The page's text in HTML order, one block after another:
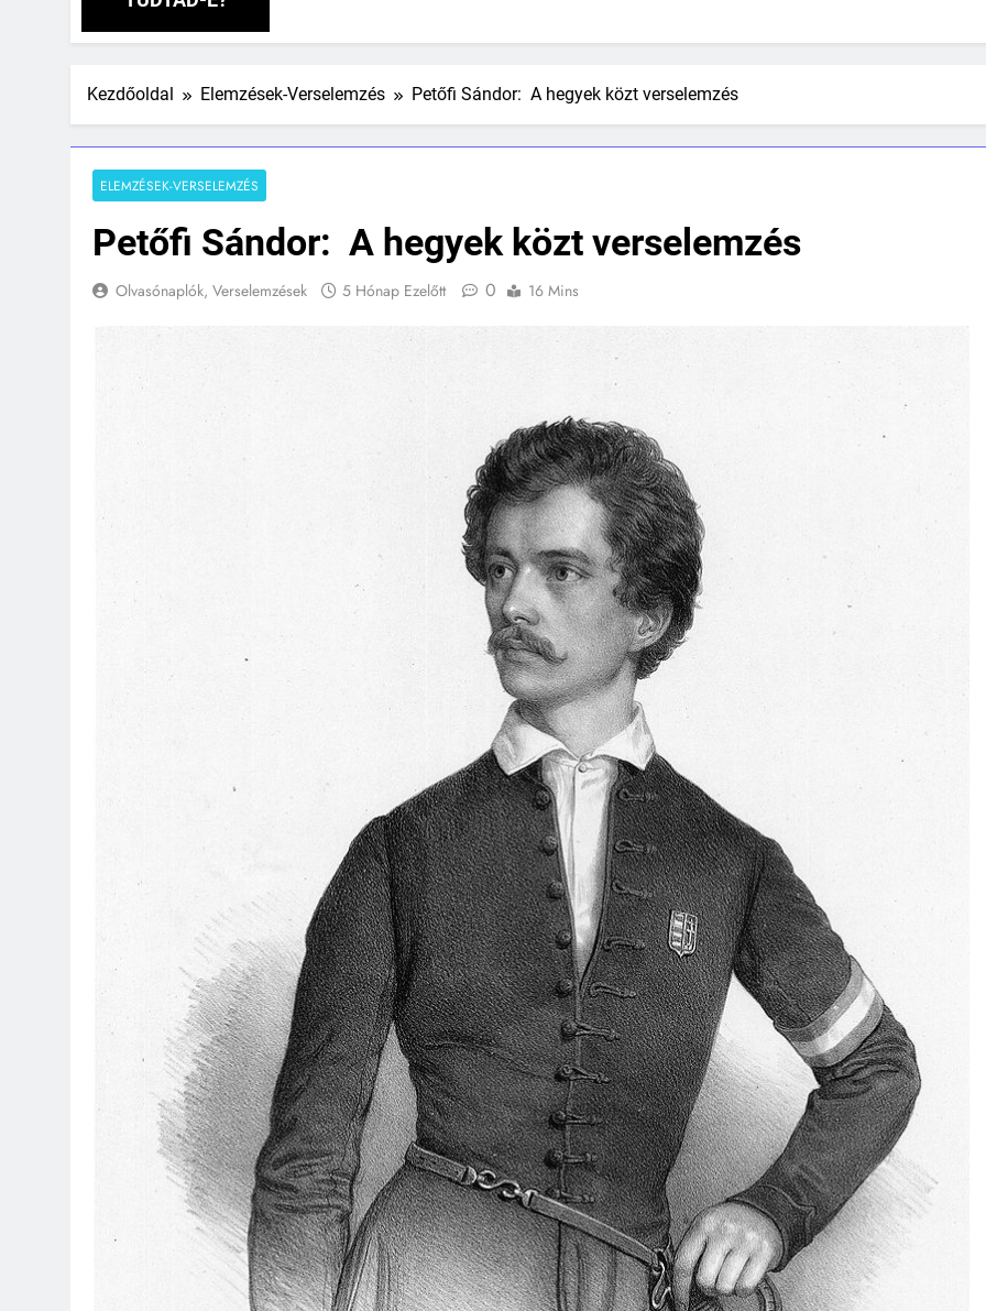
Kezdőoldal Elemzések-Verselemzés Petőfi Sándor: A hegyek közt verselemzés
ELEMZÉSEK-VERSELEMZÉS
Petőfi Sándor: A hegyek közt verselemzés
Olvasónaplók, Verselemzések 5 Hónap Ezelőtt 0 16 Mins